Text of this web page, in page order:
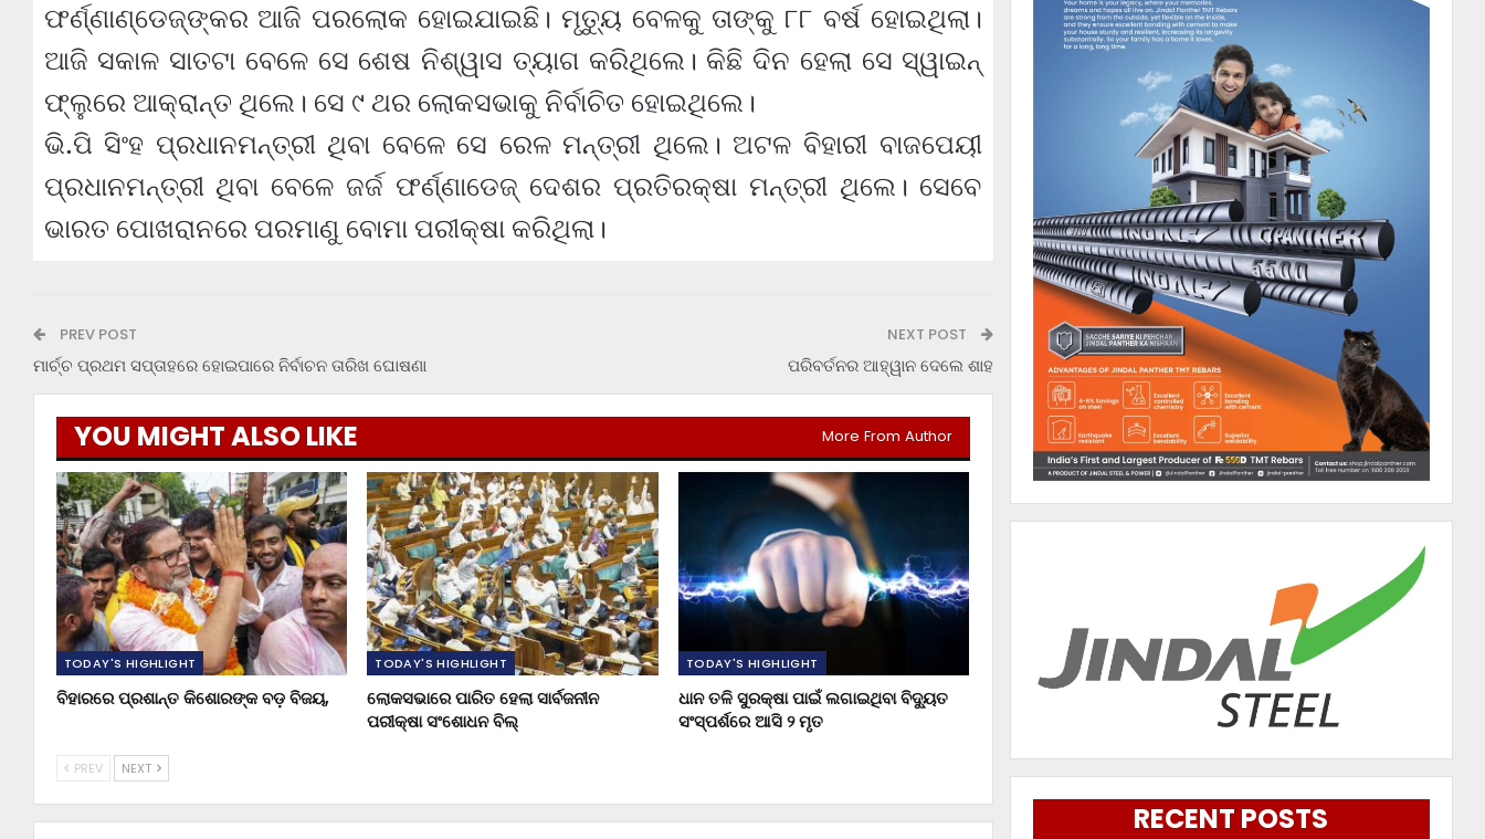
ଫର୍ଣ୍ଣାଣ୍ଡେଜ୍‌ଙ୍କର ଆଜି ପରଲୋକ ହୋଇଯାଇଛି। ମୃତ୍ୟୁ ବେଳକୁ ତାଙ୍କୁ ୮୮ ବର୍ଷ ହୋଇଥିଲା।
ଆଜି ସକାଳ ସାତଟା ବେଳେ ସେ ଶେଷ ନିଶ୍ୱାସ ତ୍ୟାଗ କରିଥିଲେ। କିଛି ଦିନ ହେଲା ସେ ସ୍ୱାଇନ୍
ଫ୍ଲୁରେ ଆକ୍ରାନ୍ତ ଥିଲେ। ସେ ୯ ଥର ଲୋକସଭାକୁ ନିର୍ବାଚିତ ହୋଇଥିଲେ।
ଭି.ପି ସିଂହ ପ୍ରଧାନମନ୍ତ୍ରୀ ଥିବା ବେଳେ ସେ ରେଳ ମନ୍ତ୍ରୀ ଥିଲେ। ଅଟଳ ବିହାରୀ ବାଜପେୟୀ
ପ୍ରଧାନମନ୍ତ୍ରୀ ଥିବା ବେଳେ ଜର୍ଜ ଫର୍ଣ୍ଣାଡେଜ୍ ଦେଶର ପ୍ରତିରକ୍ଷା ମନ୍ତ୍ରୀ ଥିଲେ। ସେବେ
ଭାରତ ପୋଖରାନରେ ପରମାଣୁ ବୋମା ପରୀକ୍ଷା କରିଥିଲା।
PREV POST
ମାର୍ଚ୍ଚ ପ୍ରଥମ ସପ୍ତାହରେ ହୋଇପାରେ ନିର୍ବାଚନ ତାରିଖ ଘୋଷଣା
NEXT POST
ପରିବର୍ତନର ଆହ୍ୱାନ ଦେଲେ ଶାହ
YOU MIGHT ALSO LIKE More From Author
TODAY'S HIGHLIGHT
ବିହାରରେ ପ୍ରଶାନ୍ତ କିଶୋରଙ୍କ ବଡ଼ ବିଜୟ,
TODAY'S HIGHLIGHT
ଲୋକସଭାରେ ପାରିତ ହେଲା ସାର୍ବଜନୀନ
ପରୀକ୍ଷା ସଂଶୋଧନ ବିଲ୍
TODAY'S HIGHLIGHT
ଧାନ ତଳି ସୁରକ୍ଷା ପାଇଁ ଲଗାଇଥିବା ବିଦ୍ୟୁତ
ସଂସ୍ପର୍ଶରେ ଆସି ୨ ମୃତ
PREV NEXT
RECENT POSTS